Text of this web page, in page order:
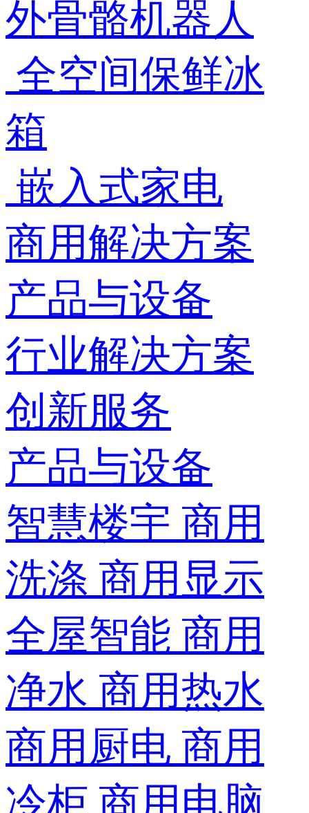
外骨骼机器人
全空间保鲜冰
箱
嵌入式家电
商用解决方案
产品与设备
行业解决方案
创新服务
产品与设备
智慧楼宇 商用
洗涤 商用显示
全屋智能 商用
净水 商用热水
商用厨电 商用
冷柜 商用电脑